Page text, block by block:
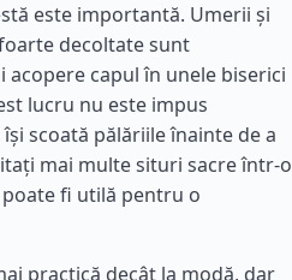
este importantă. Umerii și
decoltate sunt
acopere capul în unele biserici
lucru nu este impus
scoată pălăriile înainte de a
mai multe situri sacre într-o
fi utilă pentru o
practică decât la modă, dar